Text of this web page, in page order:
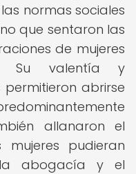
normas sociales
que sentaron las
de mujeres
Su valentía y
abrirse
allanaron el
pudieran
abogacía y el